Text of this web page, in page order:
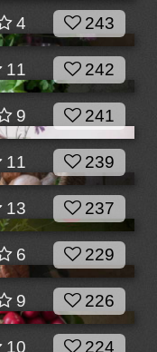
4 243
11 242
9 241
11 239
13 237
6 229
9 226
10 224